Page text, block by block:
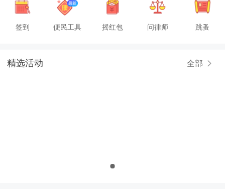
签到 便民工具 摇红包 问律师 跳蚤
精选活动 全部